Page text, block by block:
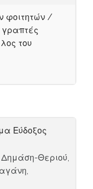
φοιτητών /
γραπτές
του
Εύδοξος
Δημάση-Θεριού,